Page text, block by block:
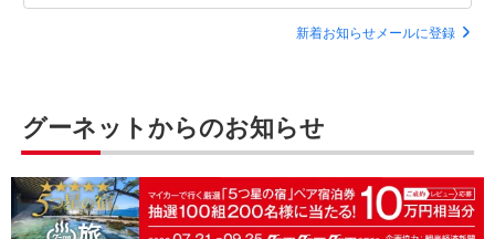
新着お知らせメールに登録
グーネットからのお知らせ